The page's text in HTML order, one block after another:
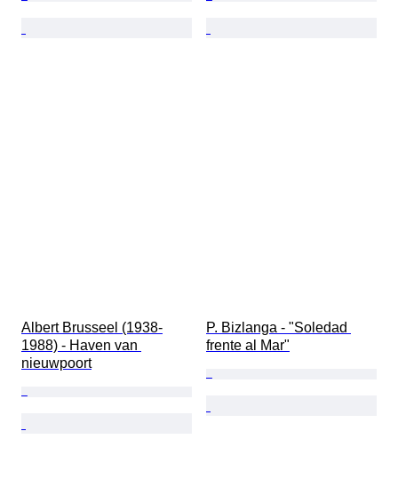
Albert Brusseel (1938-
1988) - Haven van
nieuwpoort
P. Bizlanga - ​"Soledad
frente al Mar"​